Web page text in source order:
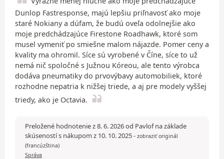
Dunlop Fastresponse, majú lepšiu priľnavosť ako moje
staré Nokiany a dúfam, že budú oveľa odolnejšie ako
moje predchádzajúce Firestone Roadhawk, ktoré som
musel vymeniť po smiešne malom nájazde. Pomer ceny a
kvality ma ohromil. Síce sú vyrobené v Číne, síce to už
nemá nič spoločné s Južnou Kóreou, ale tento výrobca
dodáva pneumatiky do prvovýbavy automobiliek, ktoré
rozhodne nepatria k nižšej triede, a aj pre modely vyššej
triedy, ako je Octavia.
Preložené hodnotenie z 8. 6. 2026 od Pavlof na základe
skúseností s nákupom z 10. 10. 2025- zobraziť originál
(francúzština)
Správa